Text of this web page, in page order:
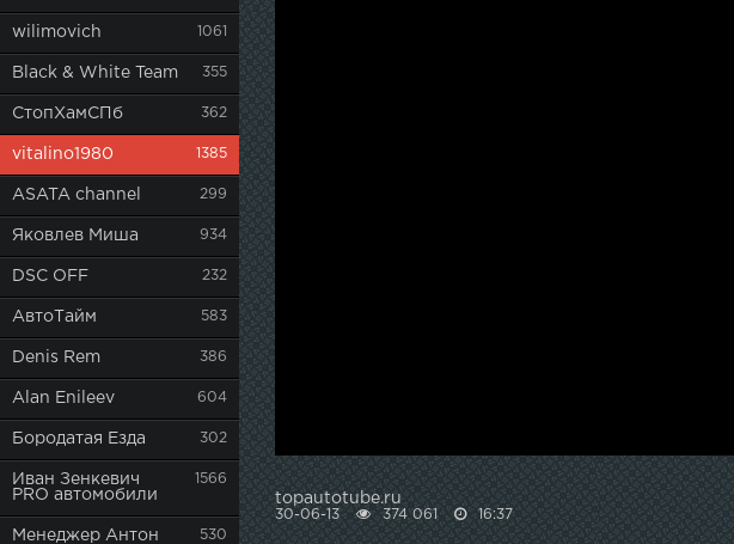
wilimovich 1061
Black & White Team 355
СтопХамСПб 362
vitalino1980 1385
ASATA channel 299
Яковлев Миша 934
DSC OFF 232
АвтоТайм 583
Denis Rem 386
Alan Enileev 604
Бородатая Езда 302
Иван Зенкевич
PRO автомобили
1566
Менеджер Антон 530
topautotube.ru
30-06-13 374 061 16:37